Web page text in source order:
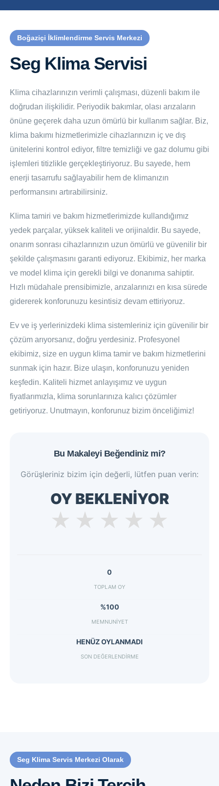
Boğaziçi İklimlendirme Servis Merkezi
Seg Klima Servisi
Klima cihazlarınızın verimli çalışması, düzenli bakım ile
doğrudan ilişkilidir. Periyodik bakımlar, olası arızaların
önüne geçerek daha uzun ömürlü bir kullanım sağlar. Biz,
klima bakımı hizmetlerimizle cihazlarınızın iç ve dış
ünitelerini kontrol ediyor, filtre temizliği ve gaz dolumu gibi
işlemleri titizlikle gerçekleştiriyoruz. Bu sayede, hem
enerji tasarrufu sağlayabilir hem de klimanızın
performansını artırabilirsiniz.
Klima tamiri ve bakım hizmetlerimizde kullandığımız
yedek parçalar, yüksek kaliteli ve orijinaldir. Bu sayede,
onarım sonrası cihazlarınızın uzun ömürlü ve güvenilir bir
şekilde çalışmasını garanti ediyoruz. Ekibimiz, her marka
ve model klima için gerekli bilgi ve donanıma sahiptir.
Hızlı müdahale prensibimizle, arızalarınızı en kısa sürede
gidererek konforunuzu kesintisiz devam ettiriyoruz.
Ev ve iş yerlerinizdeki klima sistemleriniz için güvenilir bir
çözüm arıyorsanız, doğru yerdesiniz. Profesyonel
ekibimiz, size en uygun klima tamir ve bakım hizmetlerini
sunmak için hazır. Bize ulaşın, konforunuzu yeniden
keşfedin. Kaliteli hizmet anlayışımız ve uygun
fiyatlarımızla, klima sorunlarınıza kalıcı çözümler
getiriyoruz. Unutmayın, konforunuz bizim önceliğimiz!
Bu Makaleyi Beğendiniz mi?
Görüşleriniz bizim için değerli, lütfen puan verin:
OY BEKLENİYOR
★
★
★
★
★
0
TOPLAM OY
%100
MEMNUNIYET
HENÜZ OYLANMADI
SON DEĞERLENDIRME
Seg Klima Servis Merkezi Olarak